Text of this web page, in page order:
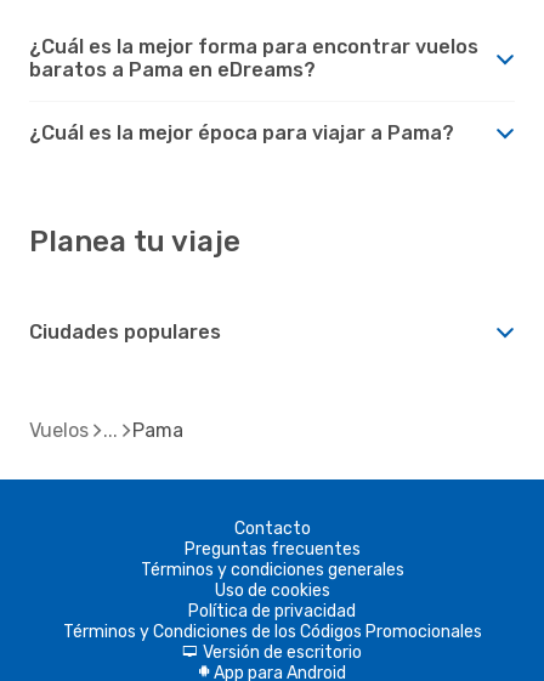
¿Cuál es la mejor forma para encontrar vuelos
baratos a Pama en eDreams?
¿Cuál es la mejor época para viajar a Pama?
Planea tu viaje
Ciudades populares
Vuelos Pama
Contacto
Preguntas frecuentes
Términos y condiciones generales
Uso de cookies
Política de privacidad
Términos y Condiciones de los Códigos Promocionales
d Versión de escritorio
A App para Android